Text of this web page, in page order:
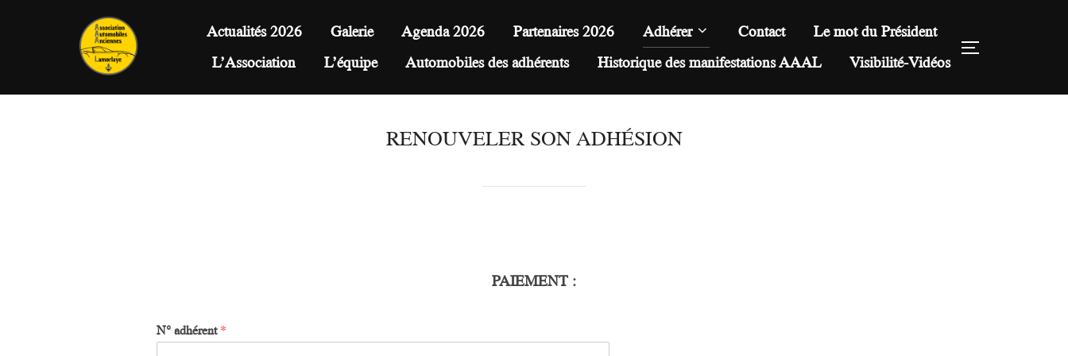
Actualités 2026 Galerie Agenda 2026 Partenaires 2026 Adhérer Contact
Le mot du Président
L’Association
L’équipe Automobiles des adhérents Historique des manifestations AAAL Visibilité-Vidéos
RENOUVELER SON ADHÉSION
PAIEMENT :
N° adhérent *